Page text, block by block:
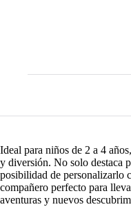
Ideal para niños de 2 a 4
y diversión. No solo destaca
posibilidad de personalizarlo
compañero perfecto para
aventuras y nuevos